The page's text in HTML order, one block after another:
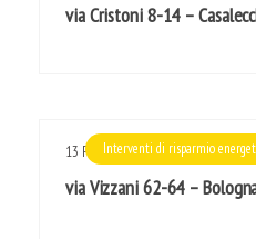
via Cristoni 8-14 –
Interventi di risparmio
13 Feb 2017
via Vizzani 62-64 –